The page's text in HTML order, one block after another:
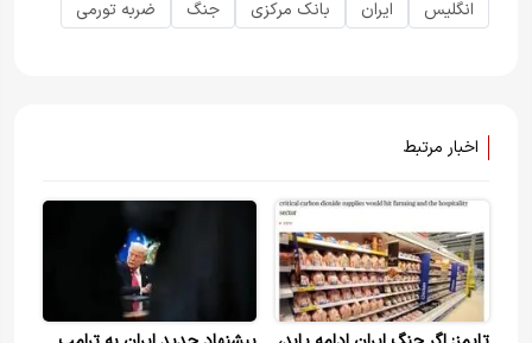
انگلیس ایران بانک مرکزی جنگ ضربه تورمی
اخبار مرتبط